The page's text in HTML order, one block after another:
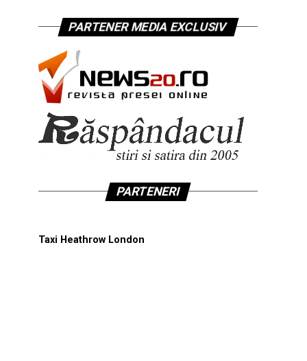
PARTENER MEDIA EXCLUSIV
PARTENERI
Taxi Heathrow London